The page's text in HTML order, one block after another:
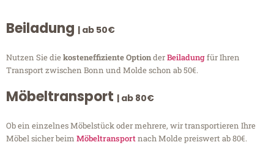
Beiladung | ab 50€
Nutzen Sie diekosteneffiziente OptionderBeiladungfür Ihren
Transport zwischen Bonn und Molde schon ab 50€.
Möbeltransport | ab 80€
Ob ein einzelnes Möbelstück oder mehrere, wir transportieren Ihre
Möbel sicher beim Möbeltransportnach Molde preiswert ab 80€.